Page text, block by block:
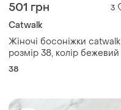
501 грн 3
Catwalk
Жіночі босоніжки catwalk
розмір 38, колір бежевий
38